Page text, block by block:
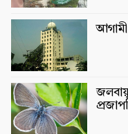
জলবায়ু